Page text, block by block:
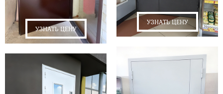
УЗНАТЬ ЦЕНУ
УЗНАТЬ ЦЕНУ